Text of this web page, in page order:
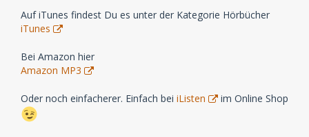
Auf iTunes findest Du es unter der Kategorie Hörbücher
iTunes
Bei Amazon hier
Amazon MP3
Oder noch einfacherer. Einfach bei iListen im Online Shop